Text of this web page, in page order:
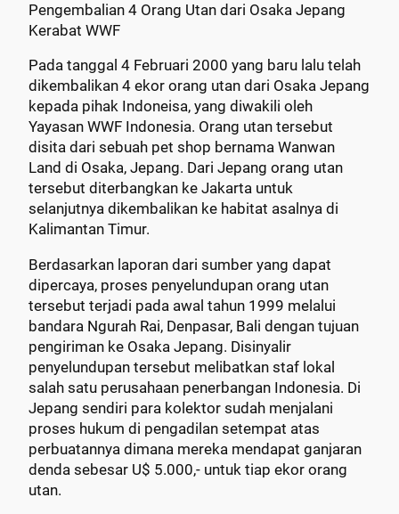
Pengembalian 4 Orang Utan dari Osaka Jepang
Kerabat WWF
Pada tanggal 4 Februari 2000 yang baru lalu telah
dikembalikan 4 ekor orang utan dari Osaka Jepang
kepada pihak Indoneisa, yang diwakili oleh
Yayasan WWF Indonesia. Orang utan tersebut
disita dari sebuah pet shop bernama Wanwan
Land di Osaka, Jepang. Dari Jepang orang utan
tersebut diterbangkan ke Jakarta untuk
selanjutnya dikembalikan ke habitat asalnya di
Kalimantan Timur.
Berdasarkan laporan dari sumber yang dapat
dipercaya, proses penyelundupan orang utan
tersebut terjadi pada awal tahun 1999 melalui
bandara Ngurah Rai, Denpasar, Bali dengan tujuan
pengiriman ke Osaka Jepang. Disinyalir
penyelundupan tersebut melibatkan staf lokal
salah satu perusahaan penerbangan Indonesia. Di
Jepang sendiri para kolektor sudah menjalani
proses hukum di pengadilan setempat atas
perbuatannya dimana mereka mendapat ganjaran
denda sebesar U$ 5.000,- untuk tiap ekor orang
utan.